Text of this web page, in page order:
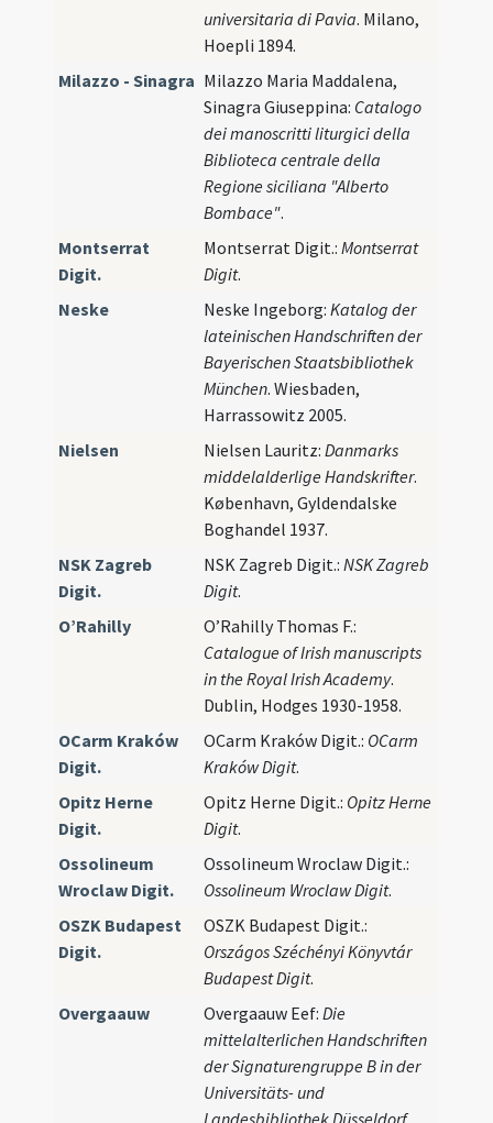
universitaria di Pavia. Milano,
Hoepli 1894.
Milazzo - Sinagra Milazzo Maria Maddalena,
Sinagra Giuseppina: Catalogo
dei manoscritti liturgici della
Biblioteca centrale della
Regione siciliana "Alberto
Bombace".
Montserrat
Digit.
Montserrat Digit.:Montserrat
Digit.
Neske
Neske Ingeborg:Katalog der
lateinischen Handschriften der
Bayerischen Staatsbibliothek
München. Wiesbaden,
Harrassowitz 2005.
Nielsen
Nielsen Lauritz:Danmarks
middelalderlige Handskrifter.
København, Gyldendalske
Boghandel 1937.
NSK Zagreb
Digit.
NSK Zagreb Digit.:NSK Zagreb
Digit.
O’Rahilly
O’Rahilly Thomas F.:
Catalogue of Irish manuscripts
in the Royal Irish Academy.
Dublin, Hodges 1930-1958.
OCarm Kraków
Digit.
OCarm Kraków Digit.: OCarm
Kraków Digit.
Opitz Herne
Digit.
Opitz Herne Digit.: Opitz Herne
Digit.
Ossolineum
Wroclaw Digit.
Ossolineum Wroclaw Digit.:
Ossolineum Wroclaw Digit.
OSZK Budapest
Digit.
OSZK Budapest Digit.:
Országos Széchényi Könyvtár
Budapest Digit.
Overgaauw
Overgaauw Eef:Die
mittelalterlichen Handschriften
der Signaturengruppe B in der
Universitäts- und
Landesbibliothek Düsseldorf.